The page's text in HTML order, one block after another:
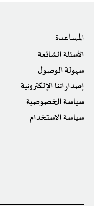
المساعدة
الأسئلة الشائعة
سهولة الوصول
إصداراتنا الإلكترونية
سياسة الخصوصية
سياسة الاستخدام